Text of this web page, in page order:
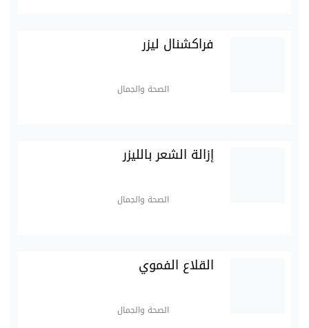
فراكشنال ليزر
الصحة والجمال
إزالة الشعر بالليزر
الصحة والجمال
القلاع الفموي
الصحة والجمال